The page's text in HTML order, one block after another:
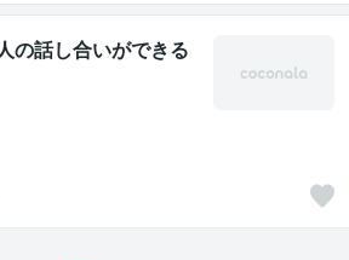
の話し合いができる